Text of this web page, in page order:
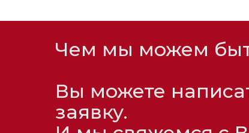
Чем мы можем
Вы можете
заявку.